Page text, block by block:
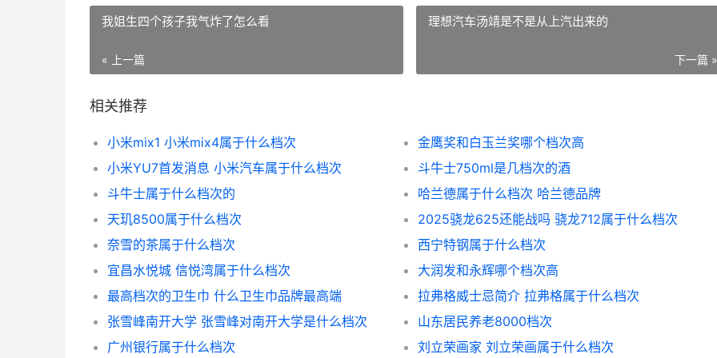
我姐生四个孩子我气炸了怎么看
« 上一篇
理想汽车汤靖是不是从上汽出来的
下一篇 »
相关推荐
小米mix1 小米mix4属于什么档次
金鹰奖和白玉兰奖哪个档次高
小米YU7首发消息 小米汽车属于什么档次
斗牛士750ml是几档次的酒
斗牛士属于什么档次的
哈兰德属于什么档次 哈兰德品牌
天玑8500属于什么档次
2025骁龙625还能战吗 骁龙712属于什么档次
奈雪的茶属于什么档次
西宁特钢属于什么档次
宜昌水悦城 信悦湾属于什么档次
大润发和永辉哪个档次高
最高档次的卫生巾 什么卫生巾品牌最高端
拉弗格威士忌简介 拉弗格属于什么档次
张雪峰南开大学 张雪峰对南开大学是什么档次
山东居民养老8000档次
广州银行属于什么档次
刘立荣画家 刘立荣画属于什么档次